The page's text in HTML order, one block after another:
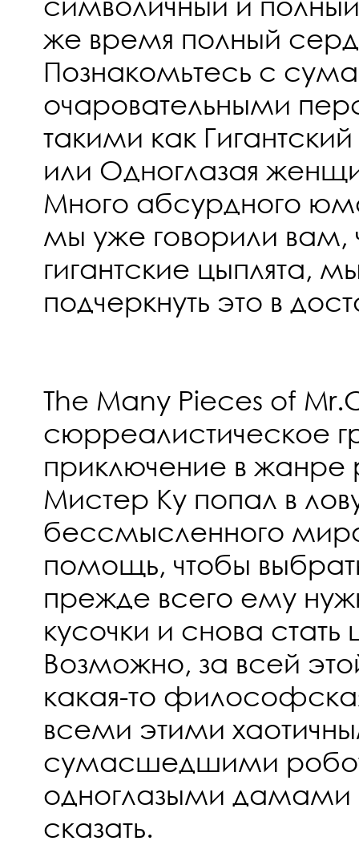
же время полный
Познакомьтесь с
очаровательными
такими как
или Одноглазая
Много абсурдного
мы уже говорили вам,
гигантские цыплята,
подчеркнуть это в
The Many Pieces of
сюрреалистическое
приключение в жанре
Мистер Ку попал в
бессмысленного
помощь, чтобы
прежде всего ему
кусочки и снова
Возможно, за всей
какая-то
всеми этими
сумасшедшими
одноглазыми дамами
сказать.